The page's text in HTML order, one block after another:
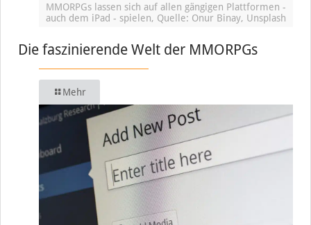
MMORPGs lassen sich auf allen gängigen Plattformen -
auch dem iPad - spielen, Quelle: Onur Binay, Unsplash
Die faszinierende Welt der MMORPGs
Mehr